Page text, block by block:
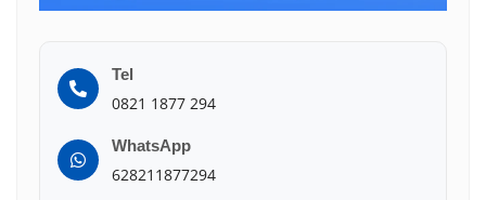
Tel
0821 1877 294
WhatsApp
628211877294